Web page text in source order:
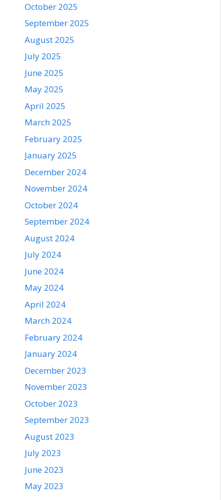
October 2025
September 2025
August 2025
July 2025
June 2025
May 2025
April 2025
March 2025
February 2025
January 2025
December 2024
November 2024
October 2024
September 2024
August 2024
July 2024
June 2024
May 2024
April 2024
March 2024
February 2024
January 2024
December 2023
November 2023
October 2023
September 2023
August 2023
July 2023
June 2023
May 2023